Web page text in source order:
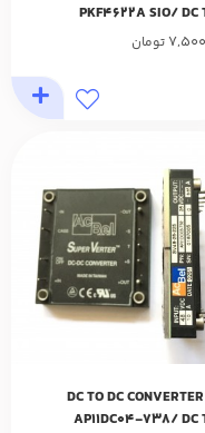
PKF4622A SIO/ DC
تومان
مبدل DC TO DC CONVERTER
AP11DC04-738/ DC